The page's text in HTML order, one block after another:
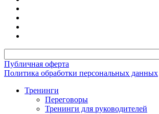
Публичная оферта
Политика обработки персональных данных
Тренинги
Переговоры
Тренинги для руководителей